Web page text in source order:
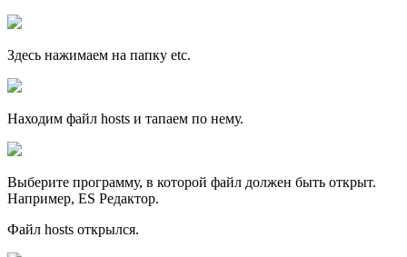
Здесь нажимаем на папку etc.
Находим файл hosts и тапаем по нему.
Выберите программу, в которой файл должен быть открыт.
Например, ES Редактор.
Файл hosts открылся.